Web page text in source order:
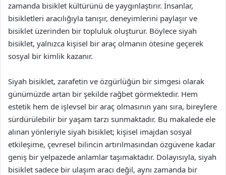
zamanda bisiklet kültürünü de yaygınlaştırır. İnsanlar,
bisikletleri aracılığıyla tanışır, deneyimlerini paylaşır ve
bisiklet üzerinden bir topluluk oluşturur. Böylece siyah
bisiklet, yalnızca kişisel bir araç olmanın ötesine geçerek
sosyal bir kimlik kazanır.
Siyah bisiklet, zarafetin ve özgürlüğün bir simgesi olarak
günümüzde artan bir şekilde rağbet görmektedir. Hem
estetik hem de işlevsel bir araç olmasının yanı sıra, bireylere
sürdürülebilir bir yaşam tarzı sunmaktadır. Bu makalede ele
alınan yönleriyle siyah bisiklet; kişisel imajdan sosyal
etkileşime, çevresel bilincin artırılmasından özgüvene kadar
geniş bir yelpazede anlamlar taşımaktadır. Dolayısıyla, siyah
bisiklet sadece bir ulaşım aracı değil, aynı zamanda bir